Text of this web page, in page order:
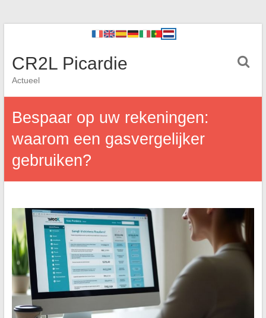
CR2L Picardie
Actueel
Bespaar op uw rekeningen:
waarom een gasvergelijker
gebruiken?